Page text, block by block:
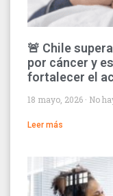
🚨 Chile
por cáncer y
fortalecer el
18 mayo, 2026 No
Leer más